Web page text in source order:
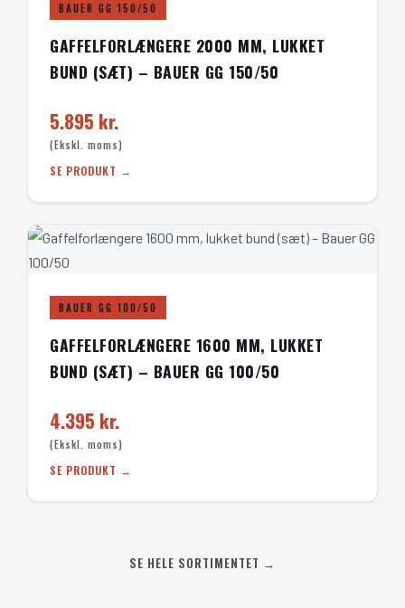
BAUER GG 150/50
GAFFELFORLÆNGERE 2000 MM, LUKKET
BUND (SÆT) – BAUER GG 150/50
5.895 kr.
(Ekskl. moms)
SE PRODUKT →
BAUER GG 100/50
GAFFELFORLÆNGERE 1600 MM, LUKKET
BUND (SÆT) – BAUER GG 100/50
4.395 kr.
(Ekskl. moms)
SE PRODUKT →
SE HELE SORTIMENTET →